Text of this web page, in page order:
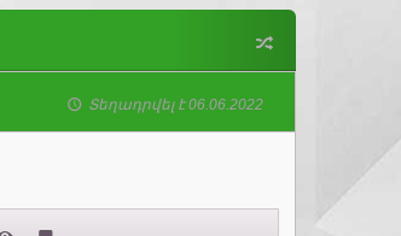
Տեղադրվել է 06.06.2022